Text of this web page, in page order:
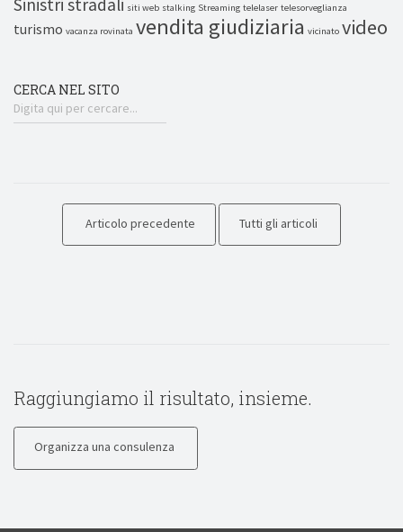
Sinistri stradali siti web stalking Streaming telelaser telesorveglianza
turismo vacanza rovinata vendita giudiziaria vicinato video
CERCA NEL SITO
Articolo precedente Tutti gli articoli
Raggiungiamo il risultato, insieme.
Organizza una consulenza